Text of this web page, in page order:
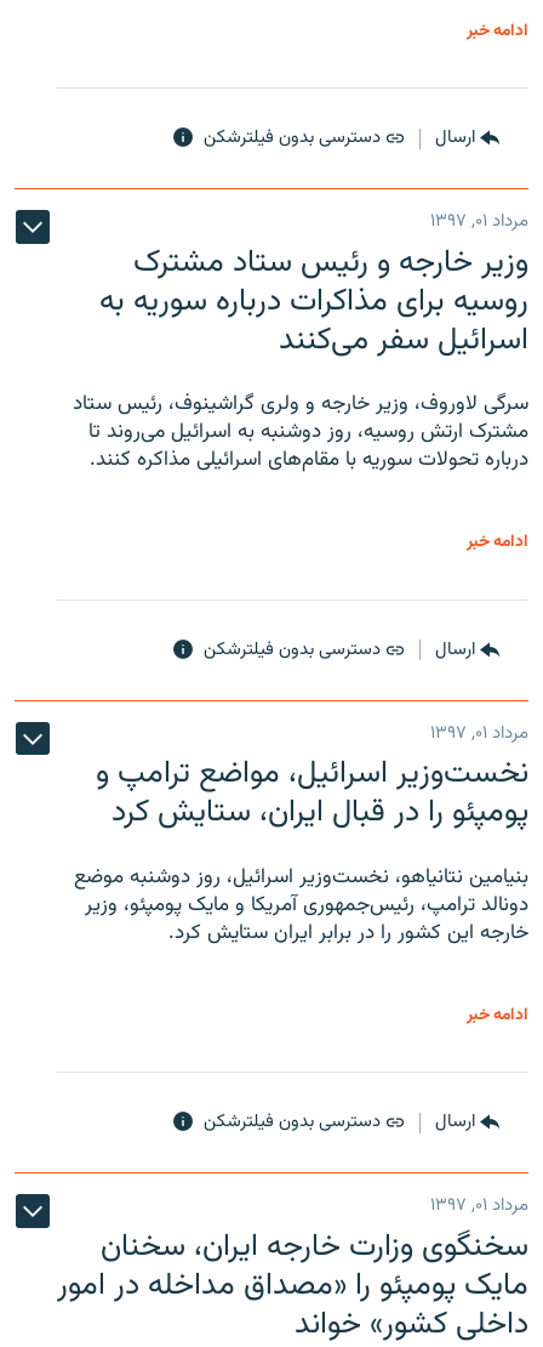
ادامه خبر
ارسال دسترسی بدون فیلترشکن
مرداد ۰۱, ۱۳۹۷
وزیر خارجه و رئیس‌ ستاد مشترک
روسیه برای مذاکرات درباره سوریه به
اسرائیل سفر می‌کنند
سرگی لاوروف، وزیر خارجه و ولری گراشینوف، رئیس ستاد
مشترک ارتش روسیه، روز دوشنبه به اسرائیل می‌روند تا
درباره تحولات سوریه با مقام‌های اسرائیلی مذاکره کنند.
ادامه خبر
ارسال دسترسی بدون فیلترشکن
مرداد ۰۱, ۱۳۹۷
نخست‌وزیر اسرائیل، مواضع ترامپ و
پومپئو را در قبال ایران، ستایش کرد
بنیامین نتانیاهو، نخست‌وزیر اسرائیل، روز دوشنبه موضع
دونالد ترامپ، رئیس‌جمهوری آمریکا و مایک پومپئو، وزیر
خارجه این کشور را در برابر ایران ستایش کرد.
ادامه خبر
ارسال دسترسی بدون فیلترشکن
مرداد ۰۱, ۱۳۹۷
سخنگوی وزارت خارجه ایران، سخنان
مایک پومپئو را «مصداق مداخله در امور
داخلی کشور» خواند